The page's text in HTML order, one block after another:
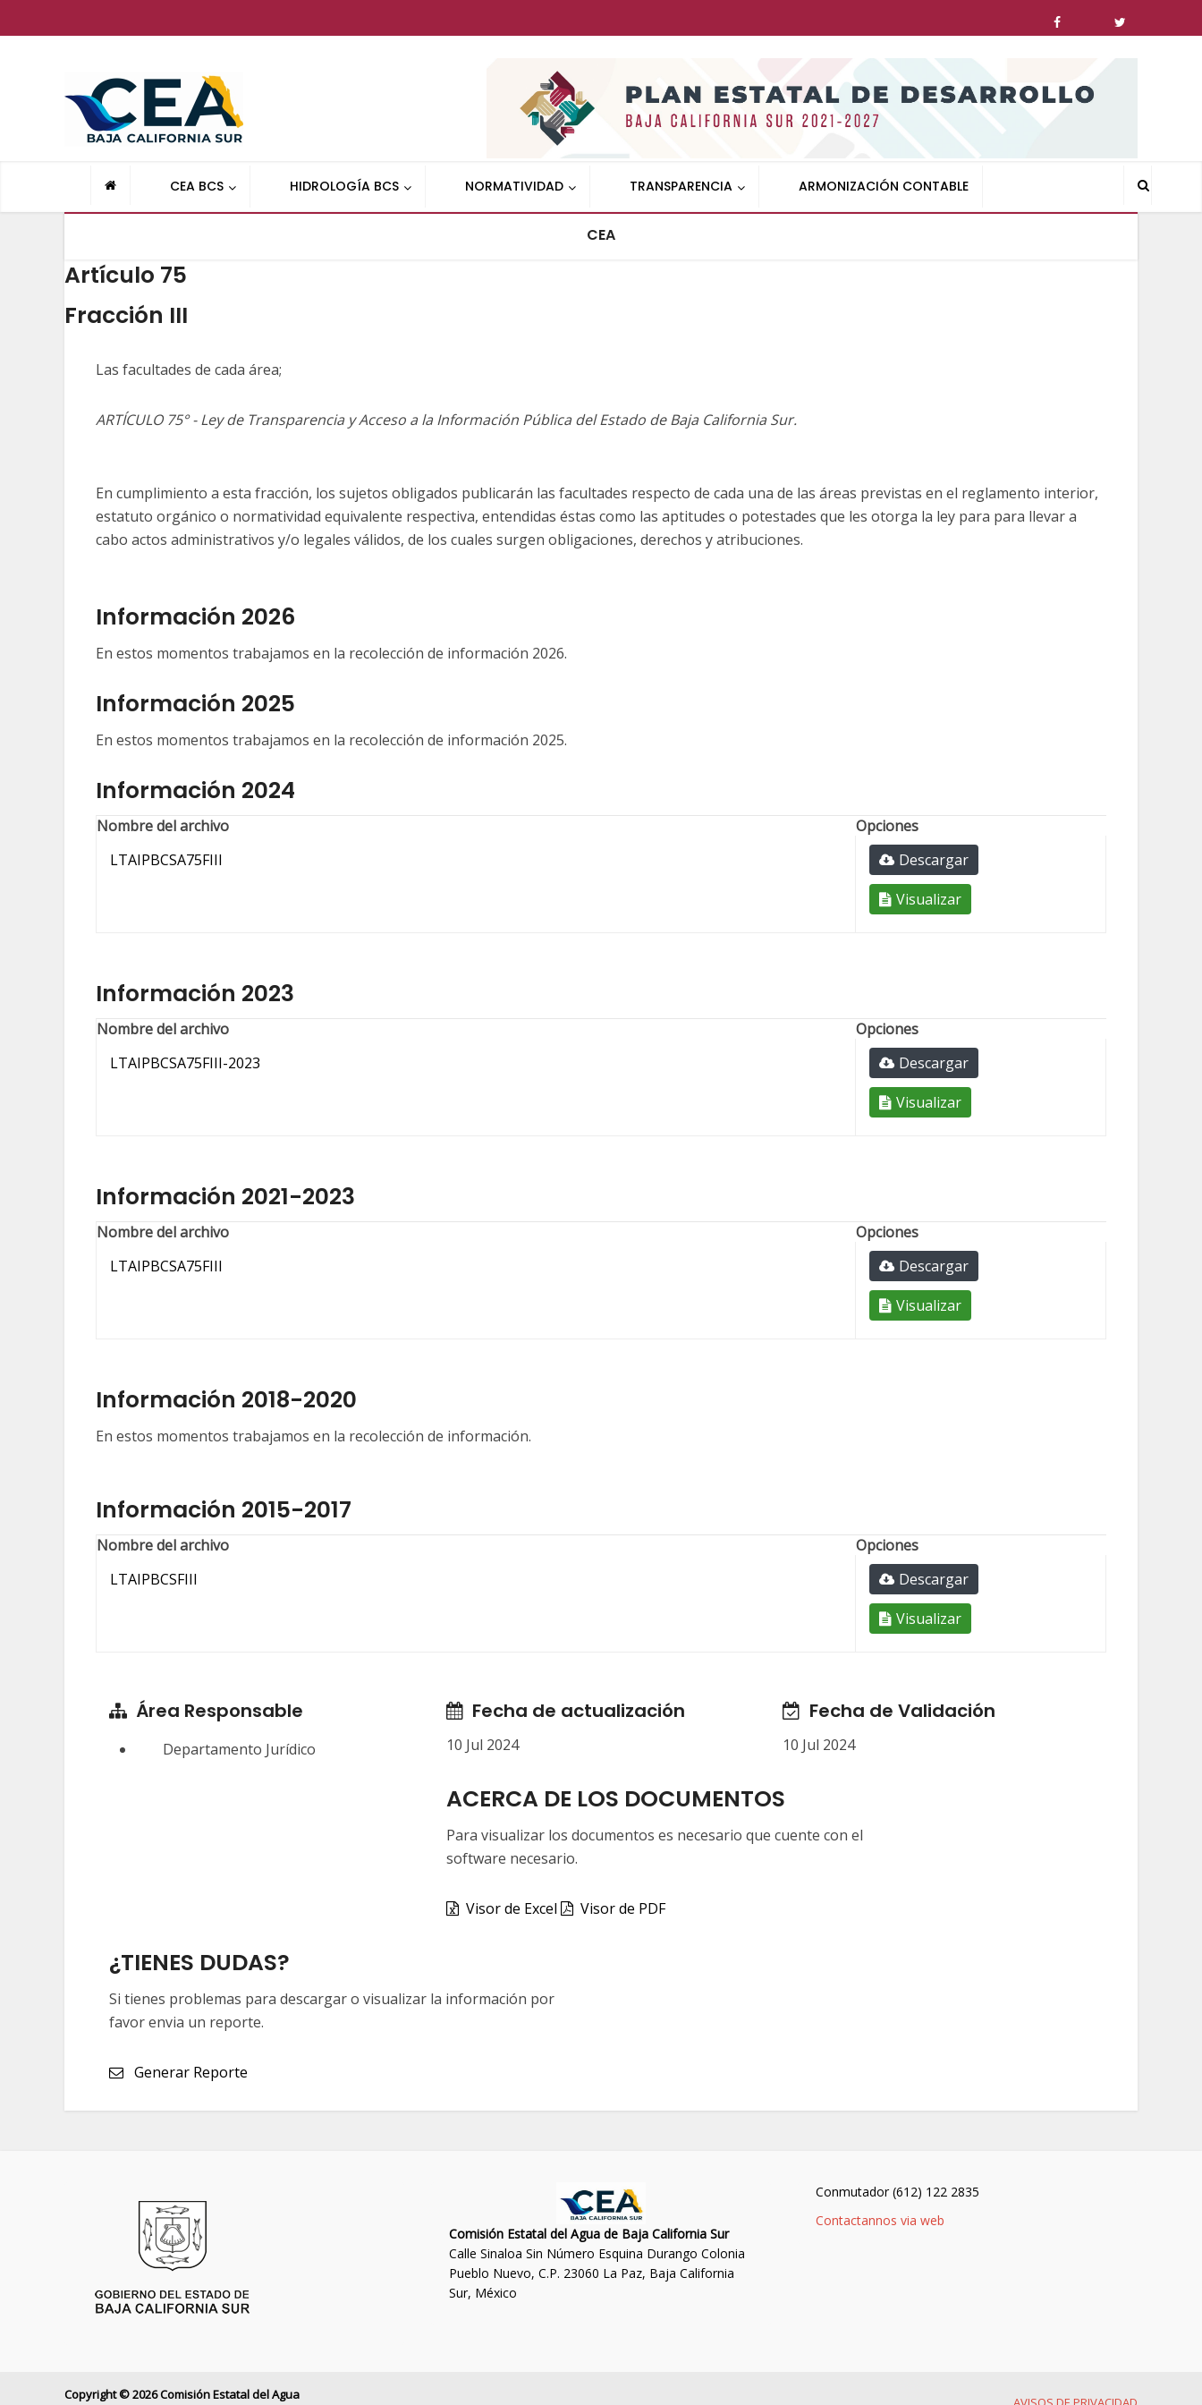
CEA BCS HIDROLOGÍA BCS NORMATIVIDAD TRANSPARENCIA ARMONIZACIÓN CONTABLE
CEA
Artículo 75
Fracción III
Las facultades de cada área;
ARTÍCULO 75° - Ley de Transparencia y Acceso a la Información Pública del Estado de Baja California Sur.
En cumplimiento a esta fracción, los sujetos obligados publicarán las facultades respecto de cada una de las áreas previstas en el reglamento interior,
estatuto orgánico o normatividad equivalente respectiva, entendidas éstas como las aptitudes o potestades que les otorga la ley para para llevar a
cabo actos administrativos y/o legales válidos, de los cuales surgen obligaciones, derechos y atribuciones.
Información 2026
En estos momentos trabajamos en la recolección de información 2026.
Información 2025
En estos momentos trabajamos en la recolección de información 2025.
Información 2024
Nombre del archivo
Opciones
LTAIPBCSA75FIII
Descargar
Visualizar
Información 2023
Nombre del archivo
Opciones
LTAIPBCSA75FIII-2023
Descargar
Visualizar
Información 2021-2023
Nombre del archivo
Opciones
LTAIPBCSA75FIII
Descargar
Visualizar
Información 2018-2020
En estos momentos trabajamos en la recolección de información.
Información 2015-2017
Nombre del archivo
Opciones
LTAIPBCSFIII
Descargar
Visualizar
Área Responsable
Departamento Jurídico
Fecha de actualización
10 Jul 2024
Fecha de Validación
10 Jul 2024
ACERCA DE LOS DOCUMENTOS
Para visualizar los documentos es necesario que cuente con el
software necesario.
Visor de Excel Visor de PDF
¿TIENES DUDAS?
Si tienes problemas para descargar o visualizar la información por
favor envia un reporte.
Generar Reporte
Comisión Estatal del Agua de Baja California Sur
Calle Sinaloa Sin Número Esquina Durango Colonia
Pueblo Nuevo, C.P. 23060 La Paz, Baja California
Sur, México
Conmutador (612) 122 2835
Contactannos via web
Copyright © 2026 Comisión Estatal del Agua